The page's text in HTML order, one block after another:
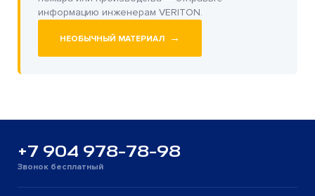
информацию инженерам VERITON.
НЕОБЫЧНЫЙ МАТЕРИАЛ →
+7 904 978-78-98
Звонок бесплатный